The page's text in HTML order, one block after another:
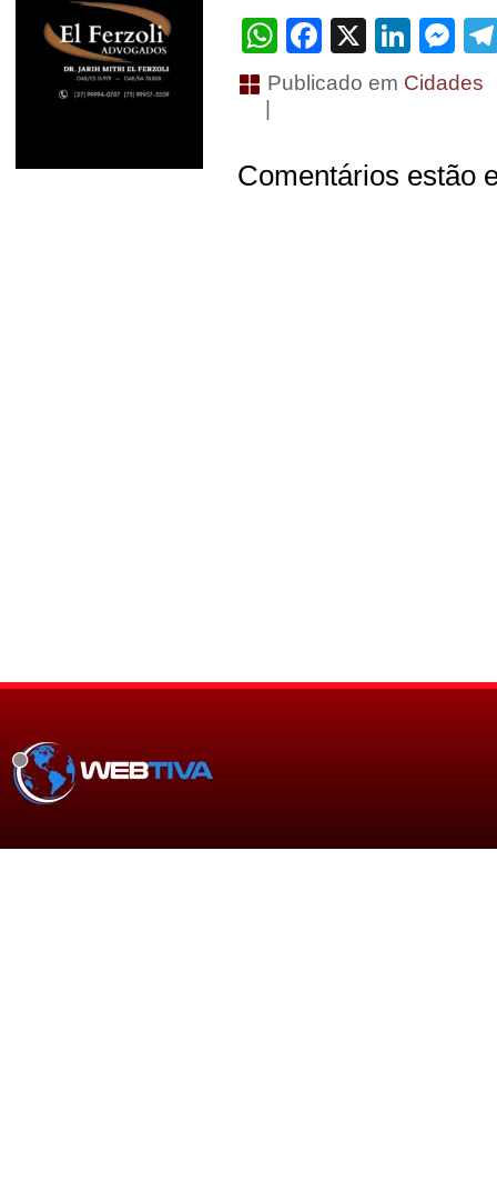
WhatsApp
Facebook
X
Publicado em Cidades
Comentários estão